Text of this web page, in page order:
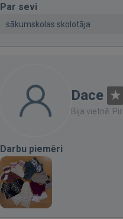
Par sevi
sākumskolas skolotāja
Dace
Bija vietnē:
Darbu piemēri